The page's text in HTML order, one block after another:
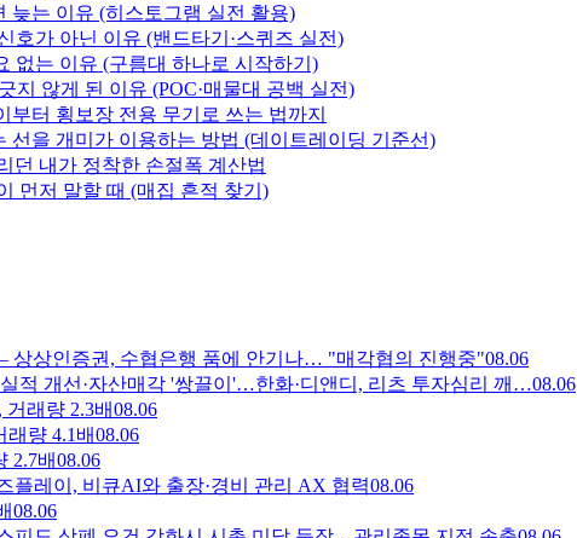
는 이유 (히스토그램 실전 활용)
가 아닌 이유 (밴드타기·스퀴즈 실전)
없는 이유 (구름대 하나로 시작하기)
않게 된 이유 (POC·매물대 공백 실전)
터 횡보장 전용 무기로 쓰는 법까지
을 개미가 이용하는 방법 (데이트레이딩 기준선)
던 내가 정착한 손절폭 계산법
먼저 말할 때 (매집 흔적 찾기)
상상인증권, 수협은행 품에 안기나… "매각협의 진행중"08.06
적 개선·자산매각 '쌍끌이'…한화·디앤디, 리츠 투자심리 깨…08.06
래량 2.3배08.06
량 4.1배08.06
2.7배08.06
플레이, 비큐AI와 출장·경비 관리 AX 협력08.06
08.06